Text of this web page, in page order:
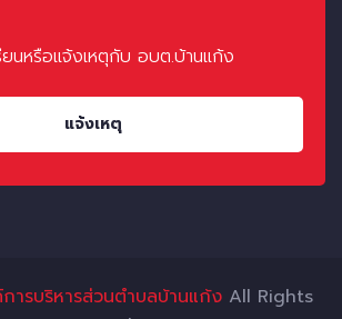
ยนหรือแจ้งเหตุกับ อบต.บ้านแก้ง
แจ้งเหตุ
ารบริหารส่วนตำบลบ้านแก้งAll Rights